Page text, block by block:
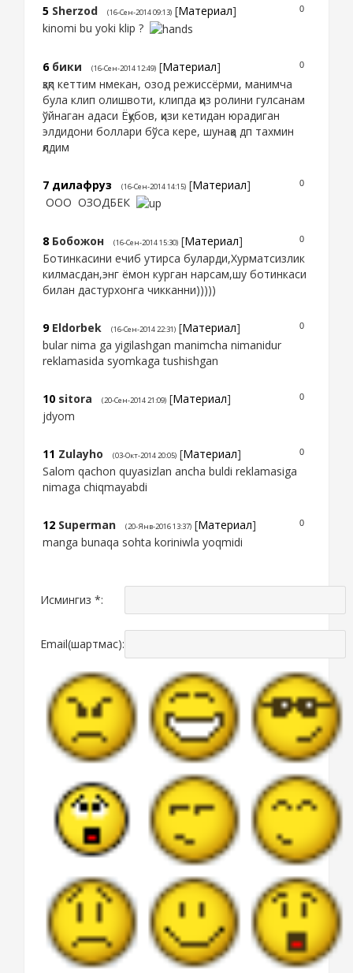
0
5 Sherzod (16-Сен-2014 09:13) [Материал]
kinomi bu yoki klip ?
0
6 бики (16-Сен-2014 12:49) [Материал]
қзқп кеттим нмекан, озод режиссёрми, манимча
була клип олишвоти, клипда қиз ролини гулсанам
ўйнаган адаси Ёқубов, қизи кетидан юрадиган
элдидони боллари бўса кере, шунақа дп тахмин
қлдим
0
7 дилафруз (16-Сен-2014 14:15) [Материал]
ООО ОЗОДБЕК
0
8 Бобожон (16-Сен-2014 15:30) [Материал]
Ботинкасини ечиб утирса буларди,Хурматсизлик
килмасдан,энг ёмон курган нарсам,шу ботинкаси
билан дастурхонга чикканни)))))
0
9 Eldorbek (16-Сен-2014 22:31) [Материал]
bular nima ga yigilashgan manimcha nimanidur
reklamasida syomkaga tushishgan
0
10 sitora (20-Сен-2014 21:09) [Материал]
jdyom
0
11 Zulayho (03-Окт-2014 20:05) [Материал]
Salom qachon quyasizlan ancha buldi reklamasiga
nimaga chiqmayabdi
0
12 Superman (20-Янв-2016 13:37) [Материал]
manga bunaqa sohta koriniwla yoqmidi
Исмингиз *:
Email(шартмас):